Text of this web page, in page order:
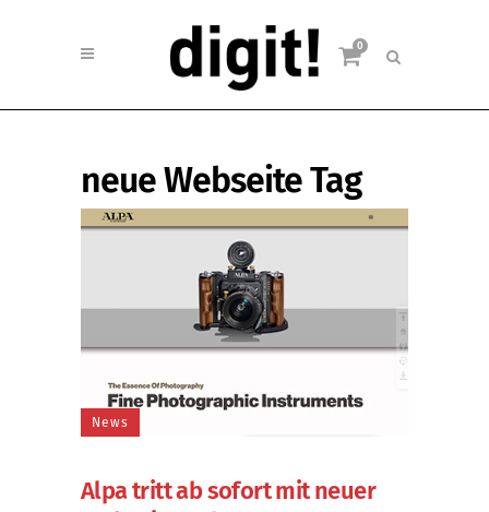
0
neue Webseite Tag
News
Alpa tritt ab sofort mit neuer